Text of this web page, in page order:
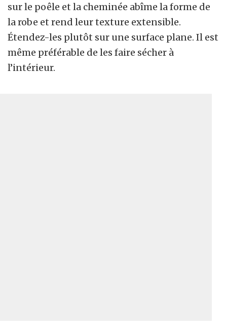
sur le poêle et la cheminée abîme la forme de
la robe et rend leur texture extensible.
Étendez-les plutôt sur une surface plane. Il est
même préférable de les faire sécher à
l’intérieur.